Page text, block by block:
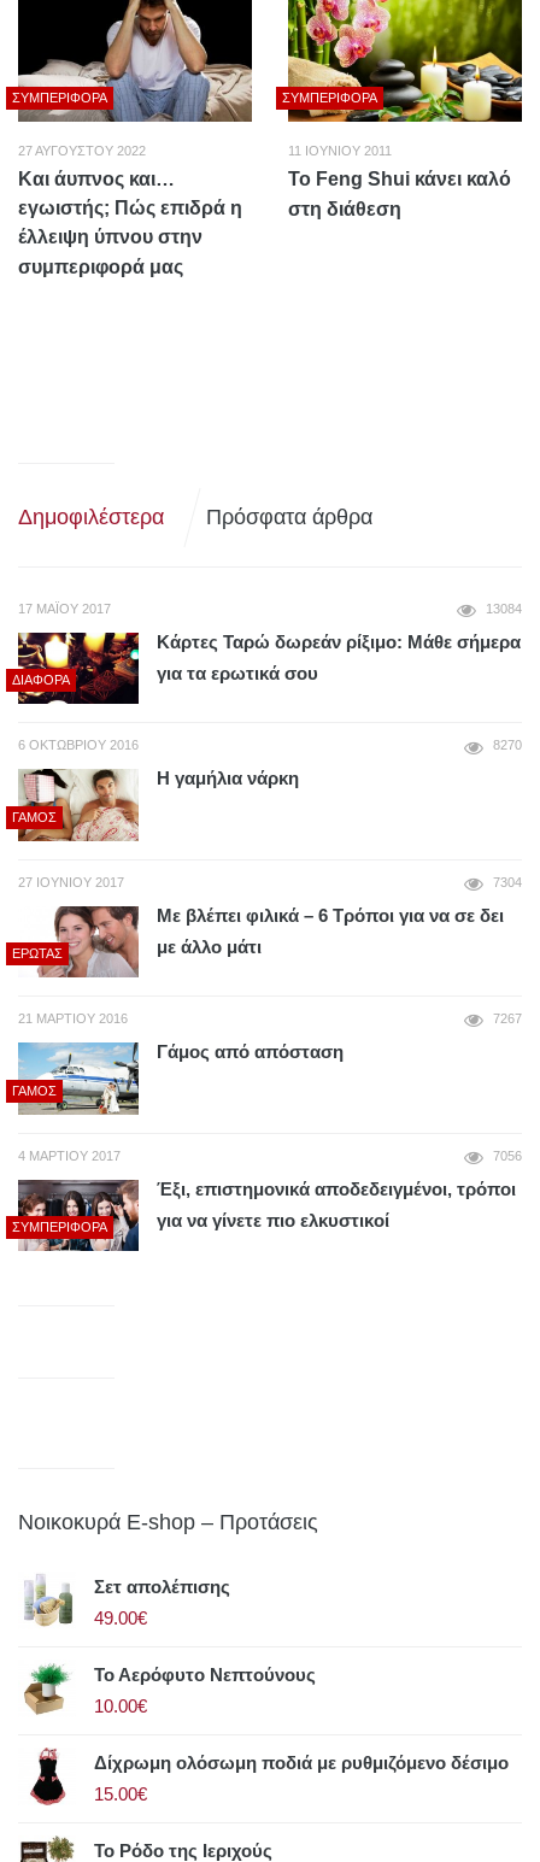
ΣΥΜΠΕΡΙΦΟΡΆ
27 ΑΥΓΟΎΣΤΟΥ 2022
Και άυπνος και…
εγωιστής; Πώς επιδρά η
έλλειψη ύπνου στην
συμπεριφορά μας
ΣΥΜΠΕΡΙΦΟΡΆ
11 ΙΟΥΝΊΟΥ 2011
Το Feng Shui κάνει καλό
στη διάθεση
Δημοφιλέστερα Πρόσφατα άρθρα
17 ΜΑΪ́ΟΥ 2017 13084
ΔΙΆΦΟΡΑ
Κάρτες Ταρώ δωρεάν ρίξιμο: Μάθε σήμερα
για τα ερωτικά σου
6 ΟΚΤΩΒΡΊΟΥ 2016 8270
ΓΆΜΟΣ
Η γαμήλια νάρκη
27 ΙΟΥΝΊΟΥ 2017 7304
ΈΡΩΤΑΣ
Με βλέπει φιλικά – 6 Τρόποι για να σε δει
με άλλο μάτι
21 ΜΑΡΤΊΟΥ 2016 7267
ΓΆΜΟΣ
Γάμος από απόσταση
4 ΜΑΡΤΊΟΥ 2017 7056
ΣΥΜΠΕΡΙΦΟΡΆ
Έξι, επιστημονικά αποδεδειγμένοι, τρόποι
για να γίνετε πιο ελκυστικοί
Νοικοκυρά E-shop – Προτάσεις
Σετ απολέπισης
49.00€
Το Αερόφυτο Νεπτούνους
10.00€
Δίχρωμη ολόσωμη ποδιά με ρυθμιζόμενο δέσιμο
15.00€
Το Ρόδο της Ιεριχούς